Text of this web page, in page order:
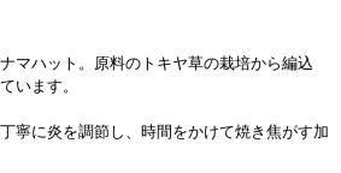
マハット。原料のトキヤ草の栽培から編込
います。
寧に炎を調節し、時間をかけて焼き焦がす加